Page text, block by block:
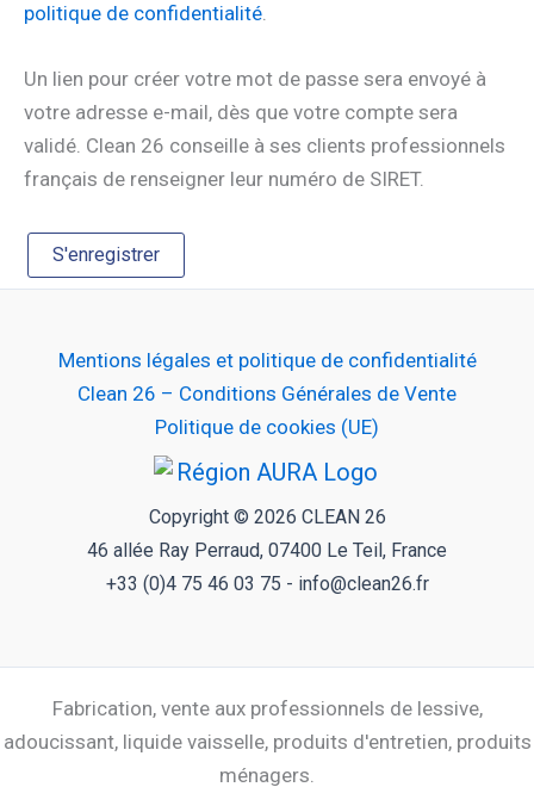
politique de confidentialité.
Un lien pour créer votre mot de passe sera envoyé à
votre adresse e-mail, dès que votre compte sera
validé. Clean 26 conseille à ses clients professionnels
français de renseigner leur numéro de SIRET.
S'enregistrer
Mentions légales et politique de confidentialité
Clean 26 – Conditions Générales de Vente
Politique de cookies (UE)
Copyright © 2026 CLEAN 26
46 allée Ray Perraud, 07400 Le Teil, France
+33 (0)4 75 46 03 75 - info@clean26.fr
Fabrication, vente aux professionnels de lessive,
adoucissant, liquide vaisselle, produits d'entretien, produits
ménagers.